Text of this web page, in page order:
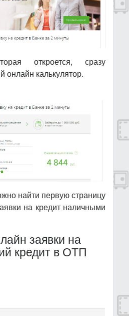
откроется, сразу
онлайн калькулятор.
найти первую страницу
на кредит наличными
заявки на
кредит в ОТП